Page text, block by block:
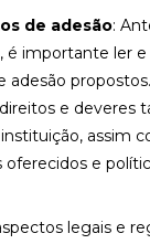
de adesão:
é importante ler
adesão
e deveres
assim
oferecidos e
legais e